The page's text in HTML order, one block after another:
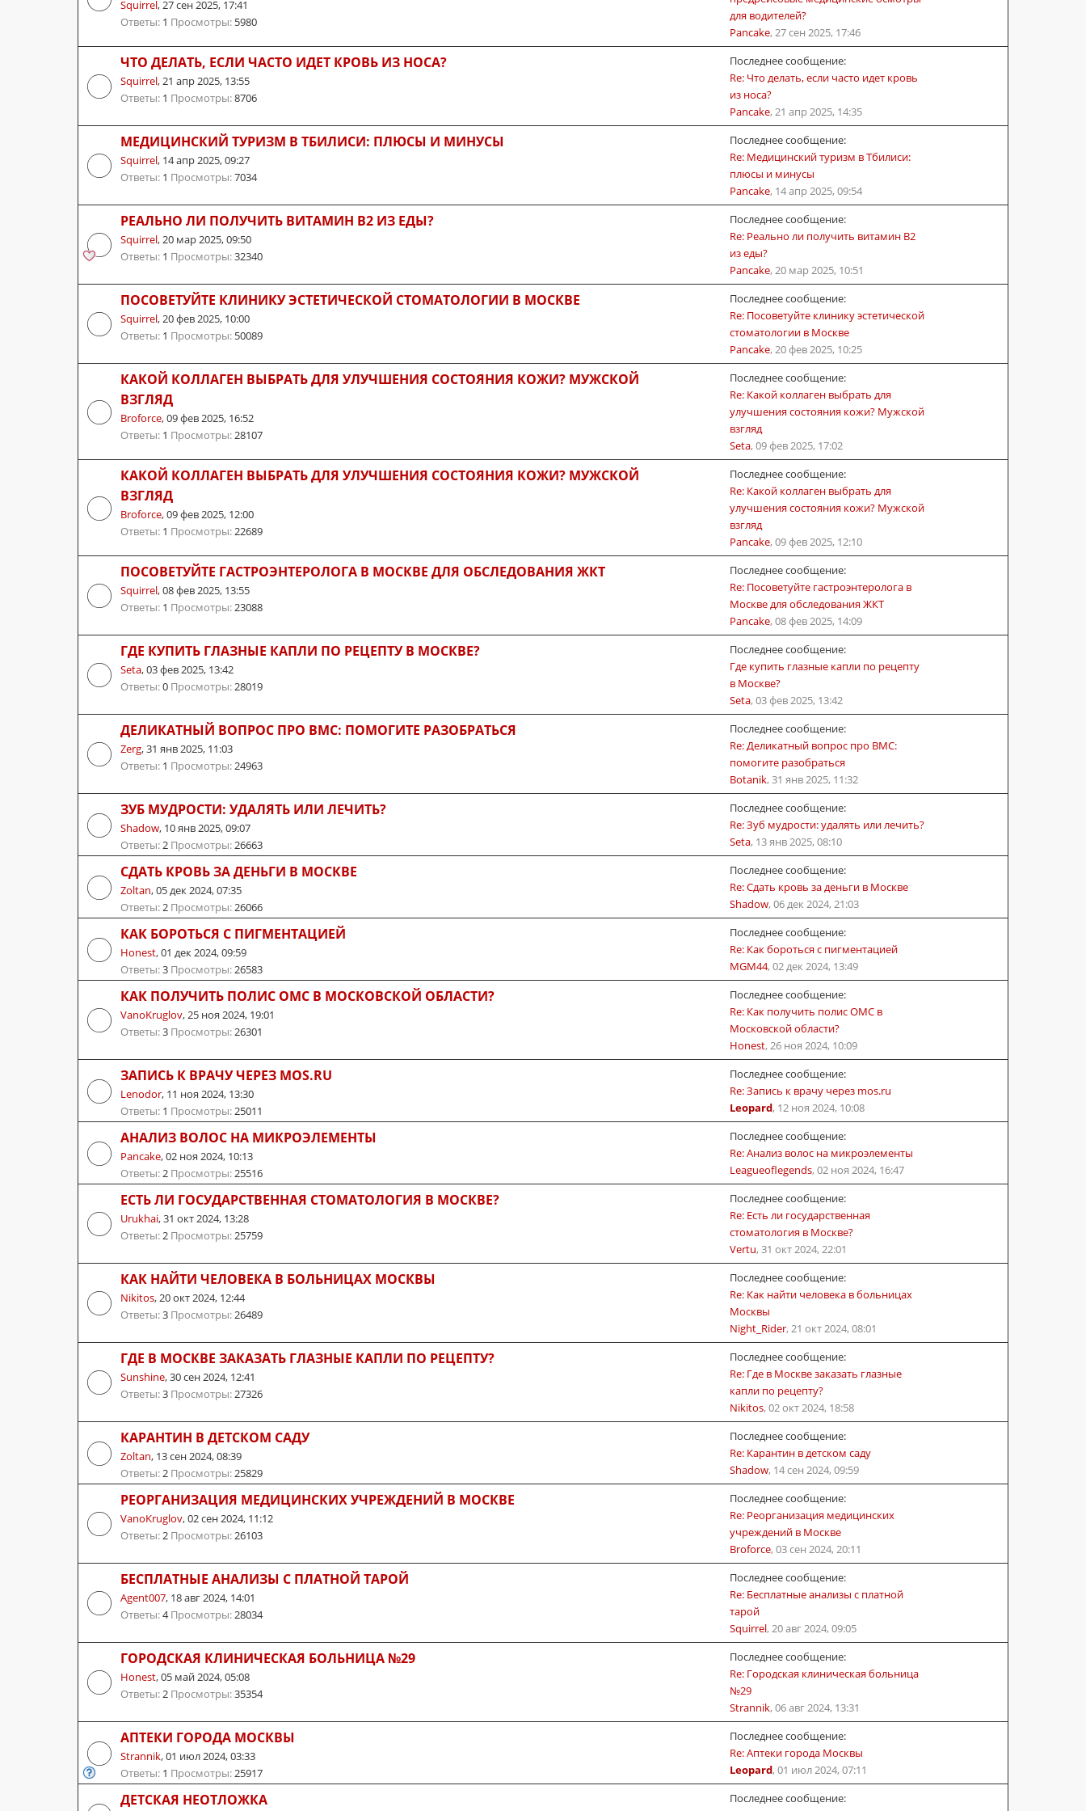
Squirrel, 27 сен 2025, 17:41
Ответы: 1 Просмотры: 5980
для водителей?
Pancake, 27 сен 2025, 17:46
ЧТО ДЕЛАТЬ, ЕСЛИ ЧАСТО ИДЕТ КРОВЬ ИЗ НОСА?
Squirrel, 21 апр 2025, 13:55
Ответы: 1 Просмотры:8706
Последнее сообщение:
Re: Что делать, если часто идет кровь
из носа?
Pancake, 21 апр 2025, 14:35
МЕДИЦИНСКИЙ ТУРИЗМ В ТБИЛИСИ: ПЛЮСЫ И МИНУСЫ
Squirrel, 14 апр 2025, 09:27
Ответы: 1 Просмотры:7034
Последнее сообщение:
Re: Медицинский туризм в Тбилиси:
плюсы и минусы
Pancake, 14 апр 2025, 09:54
РЕАЛЬНО ЛИ ПОЛУЧИТЬ ВИТАМИН B2 ИЗ ЕДЫ?
Squirrel, 20 мар 2025, 09:50
Ответы: 1 Просмотры:32340
Последнее сообщение:
Re: Реально ли получить витамин B2
из еды?
Pancake, 20 мар 2025, 10:51
ПОСОВЕТУЙТЕ КЛИНИКУ ЭСТЕТИЧЕСКОЙ СТОМАТОЛОГИИ В МОСКВЕ
Squirrel, 20 фев 2025, 10:00
Ответы: 1 Просмотры: 50089
Последнее сообщение:
Re: Посоветуйте клинику эстетической
стоматологии в Москве
Pancake, 20 фев 2025, 10:25
КАКОЙ КОЛЛАГЕН ВЫБРАТЬ ДЛЯ УЛУЧШЕНИЯ СОСТОЯНИЯ КОЖИ? МУЖСКОЙ
ВЗГЛЯД
Broforce,09 фев 2025, 16:52
Ответы: 1 Просмотры: 28107
Последнее сообщение:
Re: Какой коллаген выбрать для
улучшения состояния кожи? Мужской
взгляд
Seta, 09 фев 2025, 17:02
КАКОЙ КОЛЛАГЕН ВЫБРАТЬ ДЛЯ УЛУЧШЕНИЯ СОСТОЯНИЯ КОЖИ? МУЖСКОЙ
ВЗГЛЯД
Broforce,09 фев 2025, 12:00
Ответы: 1 Просмотры: 22689
Последнее сообщение:
Re: Какой коллаген выбрать для
улучшения состояния кожи? Мужской
взгляд
Pancake, 09 фев 2025, 12:10
ПОСОВЕТУЙТЕ ГАСТРОЭНТЕРОЛОГА В МОСКВЕ ДЛЯ ОБСЛЕДОВАНИЯ ЖКТ
Squirrel,08 фев 2025, 13:55
Ответы: 1 Просмотры: 23088
Последнее сообщение:
Re: Посоветуйте гастроэнтеролога в
Москве для обследования ЖКТ
Pancake, 08 фев 2025, 14:09
ГДЕ КУПИТЬ ГЛАЗНЫЕ КАПЛИ ПО РЕЦЕПТУ В МОСКВЕ?
Seta,03 фев 2025, 13:42
Ответы:0 Просмотры: 28019
Последнее сообщение:
Где купить глазные капли по рецепту
в Москве?
Seta, 03 фев 2025, 13:42
ДЕЛИКАТНЫЙ ВОПРОС ПРО ВМС: ПОМОГИТЕ РАЗОБРАТЬСЯ
Zerg,31 янв 2025, 11:03
Ответы: 1 Просмотры: 24963
Последнее сообщение:
Re: Деликатный вопрос про ВМС:
помогите разобраться
Botanik, 31 янв 2025, 11:32
ЗУБ МУДРОСТИ: УДАЛЯТЬ ИЛИ ЛЕЧИТЬ?
Shadow, 10 янв 2025, 09:07
Ответы: 2 Просмотры: 26663
Последнее сообщение:
Re: Зуб мудрости: удалять или лечить?
Seta, 13 янв 2025, 08:10
СДАТЬ КРОВЬ ЗА ДЕНЬГИ В МОСКВЕ
Zoltan,05 дек 2024, 07:35
Ответы: 2 Просмотры: 26066
Последнее сообщение:
Re: Сдать кровь за деньги в Москве
Shadow, 06 дек 2024, 21:03
КАК БОРОТЬСЯ С ПИГМЕНТАЦИЕЙ
Honest,01 дек 2024, 09:59
Ответы:3 Просмотры: 26583
Последнее сообщение:
Re: Как бороться с пигментацией
MGM44, 02 дек 2024, 13:49
КАК ПОЛУЧИТЬ ПОЛИС ОМС В МОСКОВСКОЙ ОБЛАСТИ?
VanoKruglov, 25 ноя 2024, 19:01
Ответы:3 Просмотры: 26301
Последнее сообщение:
Re: Как получить полис ОМС в
Московской области?
Honest, 26 ноя 2024, 10:09
ЗАПИСЬ К ВРАЧУ ЧЕРЕЗ MOS.RU
Lenodor, 11 ноя 2024, 13:30
Ответы: 1 Просмотры: 25011
Последнее сообщение:
Re: Запись к врачу через mos.ru
Leopard, 12 ноя 2024, 10:08
АНАЛИЗ ВОЛОС НА МИКРОЭЛЕМЕНТЫ
Pancake,02 ноя 2024, 10:13
Ответы: 2 Просмотры: 25516
Последнее сообщение:
Re: Анализ волос на микроэлементы
Leagueoflegends, 02 ноя 2024, 16:47
ЕСТЬ ЛИ ГОСУДАРСТВЕННАЯ СТОМАТОЛОГИЯ В МОСКВЕ?
Urukhai,31 окт 2024, 13:28
Ответы: 2 Просмотры: 25759
Последнее сообщение:
Re: Есть ли государственная
стоматология в Москве?
Vertu, 31 окт 2024, 22:01
КАК НАЙТИ ЧЕЛОВЕКА В БОЛЬНИЦАХ МОСКВЫ
Nikitos, 20 окт 2024, 12:44
Ответы:3 Просмотры: 26489
Последнее сообщение:
Re: Как найти человека в больницах
Москвы
Night_Rider, 21 окт 2024, 08:01
ГДЕ В МОСКВЕ ЗАКАЗАТЬ ГЛАЗНЫЕ КАПЛИ ПО РЕЦЕПТУ?
Sunshine,30 сен 2024, 12:41
Ответы:3 Просмотры: 27326
Последнее сообщение:
Re: Где в Москве заказать глазные
капли по рецепту?
Nikitos, 02 окт 2024, 18:58
КАРАНТИН В ДЕТСКОМ САДУ
Zoltan, 13 сен 2024, 08:39
Ответы: 2 Просмотры: 25829
Последнее сообщение:
Re: Карантин в детском саду
Shadow, 14 сен 2024, 09:59
РЕОРГАНИЗАЦИЯ МЕДИЦИНСКИХ УЧРЕЖДЕНИЙ В МОСКВЕ
VanoKruglov,02 сен 2024, 11:12
Ответы: 2 Просмотры: 26103
Последнее сообщение:
Re: Реорганизация медицинских
учреждений в Москве
Broforce, 03 сен 2024, 20:11
БЕСПЛАТНЫЕ АНАЛИЗЫ С ПЛАТНОЙ ТАРОЙ
Agent007, 18 авг 2024, 14:01
Ответы:4Просмотры: 28034
Последнее сообщение:
Re: Бесплатные анализы с платной
тарой
Squirrel, 20 авг 2024, 09:05
ГОРОДСКАЯ КЛИНИЧЕСКАЯ БОЛЬНИЦА №29
Honest,05 май 2024, 05:08
Ответы: 2 Просмотры:35354
Последнее сообщение:
Re: Городская клиническая больница
№29
Strannik, 06 авг 2024, 13:31
АПТЕКИ ГОРОДА МОСКВЫ
Strannik,01 июл 2024, 03:33
Ответы: 1 Просмотры: 25917
Последнее сообщение:
Re: Аптеки города Москвы
Leopard, 01 июл 2024, 07:11
ДЕТСКАЯ НЕОТЛОЖКА
Последнее сообщение: